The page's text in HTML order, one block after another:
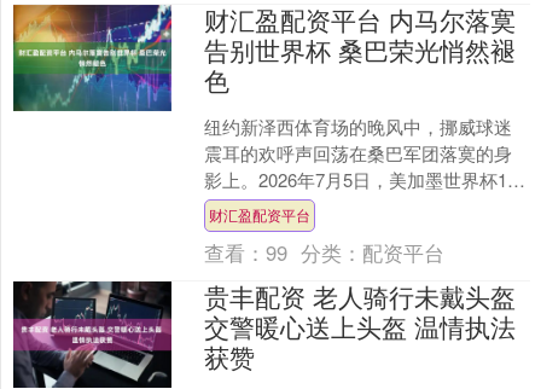
财汇盈配资平台 内马尔落寞
告别世界杯 桑巴荣光悄然褪
色
纽约新泽西体育场的晚风中，挪威球迷
震耳的欢呼声回荡在桑巴军团落寞的身
影上。2026年7月5日，美加墨世界杯1/8
决赛落下帷幕，夺冠热门巴西队以1-2不
敌挪威，止....
财汇盈配资平台
查看：99 分类： 配资平台
贵丰配资 老人骑行未戴头盔
交警暖心送上头盔 温情执法
获赞